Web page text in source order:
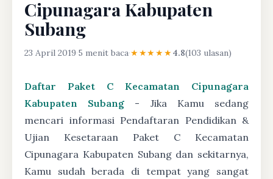
Cipunagara Kabupaten
Subang
23 April 2019·5 menit baca·★★★★★4.8(103 ulasan)
Daftar Paket C Kecamatan Cipunagara
Kabupaten Subang - Jika Kamu sedang
mencari informasi Pendaftaran Pendidikan &
Ujian Kesetaraan Paket C Kecamatan
Cipunagara Kabupaten Subang dan sekitarnya,
Kamu sudah berada di tempat yang sangat